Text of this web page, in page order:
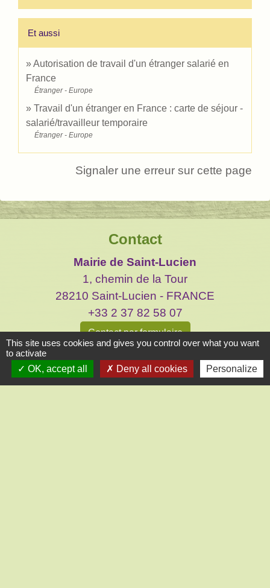
Et aussi
Autorisation de travail d'un étranger salarié en
France
Étranger - Europe
Travail d'un étranger en France : carte de séjour -
salarié/travailleur temporaire
Étranger - Europe
Signaler une erreur sur cette page
Contact
Mairie de Saint-Lucien
1, chemin de la Tour
28210 Saint-Lucien - FRANCE
+33 2 37 82 58 07
Contact par formulaire
This site uses cookies and gives you control over what you want
to activate
OK, accept all
Deny all cookies Personalize